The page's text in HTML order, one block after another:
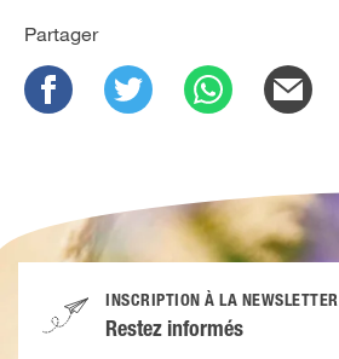
Partager
INSCRIPTION À LA NEWSLETTER
Restez informés